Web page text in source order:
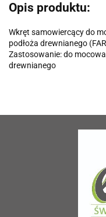
Opis produktu:
Wkręt samowiercący do
podłoża drewnianego
Zastosowanie: do
drewnianego